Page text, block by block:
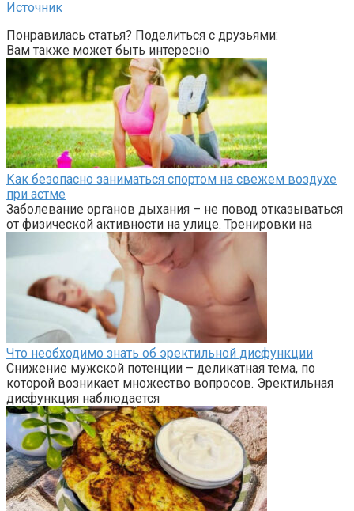
Источник
Понравилась статья? Поделиться с друзьями:
Вам также может быть интересно
Как безопасно заниматься спортом на свежем воздухе
при астме
Заболевание органов дыхания – не повод отказываться
от физической активности на улице. Тренировки на
Что необходимо знать об эректильной дисфункции
Снижение мужской потенции – деликатная тема, по
которой возникает множество вопросов. Эректильная
дисфункция наблюдается